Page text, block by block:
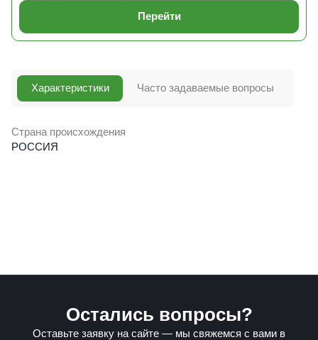
Перейти
Характеристики
Страна происхождения
РОССИЯ
Часто задаваемые вопросы
Остались вопросы?
Оставьте заявку на сайте — мы свяжемся с вами в